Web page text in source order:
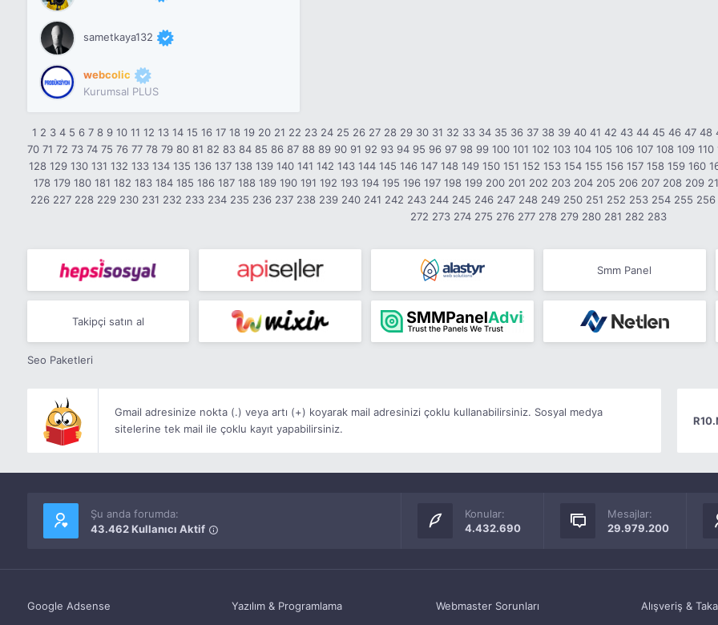
sametkaya132
webcolic
Kurumsal PLUS
1 2 3 4 5 6 7 8 9 10 11 12 13 14 15 16 17 18 19 20 21 22 23 24 25 26 27 28 29 30 31 32 33 34 35 36 37 38 39 40 41 42 43 44 45 46 47 48
70 71 72 73 74 75 76 77 78 79 80 81 82 83 84 85 86 87 88 89 90 91 92 93 94 95 96 97 98 99 100 101 102 103 104 105 106 107 108 109 110
128 129 130 131 132 133 134 135 136 137 138 139 140 141 142 143 144 145 146 147 148 149 150 151 152 153 154 155 156 157 158 159 160
178 179 180 181 182 183 184 185 186 187 188 189 190 191 192 193 194 195 196 197 198 199 200 201 202 203 204 205 206 207 208 209
226 227 228 229 230 231 232 233 234 235 236 237 238 239 240 241 242 243 244 245 246 247 248 249 250 251 252 253 254 255 256
272 273 274 275 276 277 278 279 280 281 282 283
Smm Panel
Takipçi satın al
Seo Paketleri
Gmail adresinize nokta (.) veya artı (+) koyarak mail adresinizi çoklu kullanabilirsiniz. Sosyal medya
sitelerine tek mail ile çoklu kayıt yapabilirsiniz.
Şu anda forumda:
43.462 Kullanıcı Aktif
Konular:
4.432.690
Mesajlar:
29.979.200
Google Adsense Yazılım & Programlama Webmaster Sorunları Alışveriş &